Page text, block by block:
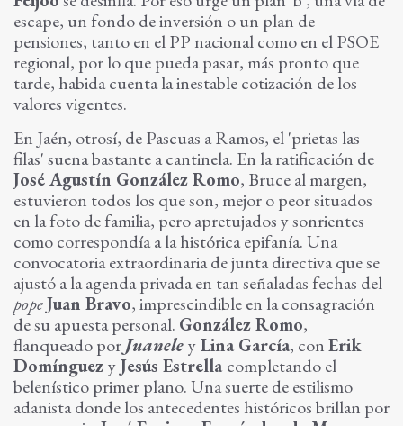
escape, un fondo de inversión o un plan de
pensiones, tanto en el PP nacional como en el PSOE
regional, por lo que pueda pasar, más pronto que
tarde, habida cuenta la inestable cotización de los
valores vigentes.
En Jaén, otrosí, de Pascuas a Ramos, el 'prietas las
filas' suena bastante a cantinela. En la ratificación de
José Agustín González Romo, Bruce al margen,
estuvieron todos los que son, mejor o peor situados
en la foto de familia, pero apretujados y sonrientes
como correspondía a la histórica epifanía. Una
convocatoria extraordinaria de junta directiva que se
ajustó a la agenda privada en tan señaladas fechas del
popeJuan Bravo, imprescindible en la consagración
de su apuesta personal. González Romo,
flanqueado porJuaneleyLina García, conErik
DomínguezyJesús Estrellacompletando el
belenístico primer plano. Una suerte de estilismo
adanista donde los antecedentes históricos brillan por